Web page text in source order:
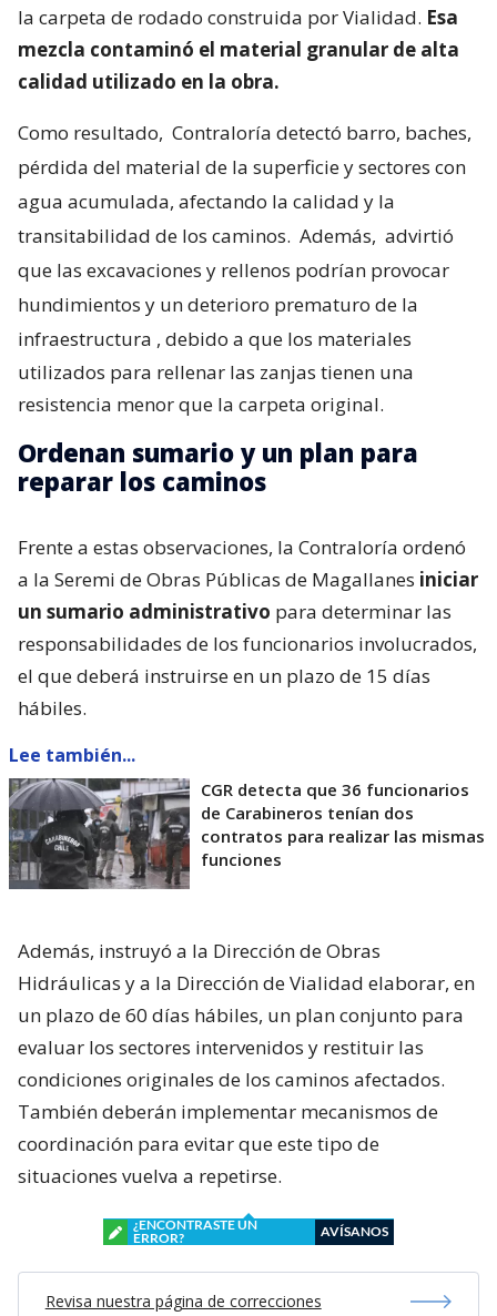
la carpeta de rodado construida por Vialidad. Esa
mezcla contaminó el material granular de alta
calidad utilizado en la obra.
Como resultado, Contraloría detectó barro, baches,
pérdida del material de la superficie y sectores con
agua acumulada, afectando la calidad y la
transitabilidad de los caminos. Además, advirtió
que las excavaciones y rellenos podrían provocar
hundimientos y un deterioro prematuro de la
infraestructura , debido a que los materiales
utilizados para rellenar las zanjas tienen una
resistencia menor que la carpeta original.
Ordenan sumario y un plan para
reparar los caminos
Frente a estas observaciones, la Contraloría ordenó
a la Seremi de Obras Públicas de Magallanes iniciar
un sumario administrativo para determinar las
responsabilidades de los funcionarios involucrados,
el que deberá instruirse en un plazo de 15 días
hábiles.
Lee también...
CGR detecta que 36 funcionarios
de Carabineros tenían dos
contratos para realizar las mismas
funciones
Además, instruyó a la Dirección de Obras
Hidráulicas y a la Dirección de Vialidad elaborar, en
un plazo de 60 días hábiles, un plan conjunto para
evaluar los sectores intervenidos y restituir las
condiciones originales de los caminos afectados.
También deberán implementar mecanismos de
coordinación para evitar que este tipo de
situaciones vuelva a repetirse.
¿ENCONTRASTE UN
ERROR?
AVÍSANOS
Revisa nuestra página de correcciones